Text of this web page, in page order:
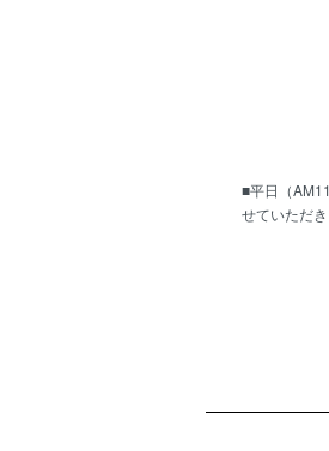
■平日（
せていただ